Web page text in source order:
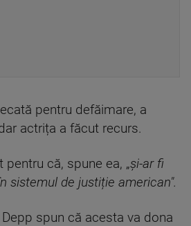
pentru defăimare, a
actrița a făcut recurs.
că, spune ea, „și-ar fi
sistemul de justiție american".
spun că acesta va dona